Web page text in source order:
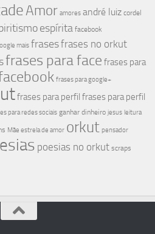
Amor amores andré luiz cordel
espírita facebook
mais frasesfrases no orkut
frases para face frases para
frases para google+
frases para perfil frases para perfil
para redes sociais ganhar dinheiro jesus leitura
Mãe estrela de amor orkut pensador
poesias no orkut scraps